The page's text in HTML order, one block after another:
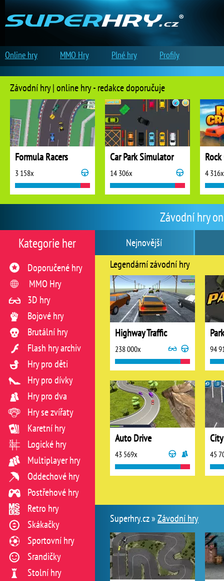
Závodní hry
Nejnovější
Legendární závodní hry
Highway Traffic
238 000x 94
Auto Drive
43 569x 45
Superhry.cz »Závodní hry
Kategorie her
Doporučené hry
MMO Hry
3D hry
Bojové hry
Brutální hry
Flash hry archiv
Hry pro děti
Hry pro dívky
Hry pro dva
Hry se zvířaty
Karetní hry
Logické hry
Multiplayer hry
Oddechové hry
Postřehové hry
Retro hry
Skákačky
Sportovní hry
Srandičky
Stolní hry
Závodní hry | online hry - redakce doporučuje
Formula Racers
3 158x
Car Park Simulator
14 306x 4 316x
Online hry MMO Hry Plné hry Profily